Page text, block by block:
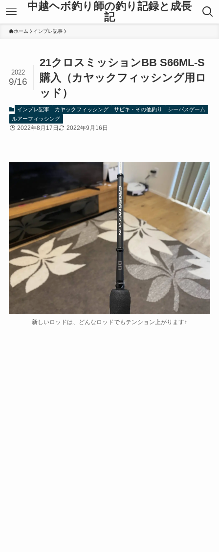
中越ヘボ釣り師の釣り記録と成長
記
ホーム インプレ記事
21クロスミッションBB S66ML-S
購入（カヤックフィッシング用ロ
ッド）
2022
9/16
インプレ記事 カヤックフィッシング サビキ・その他釣り
シーバスゲーム
ルアーフィッシング
2022年8月17日 2022年9月16日
新しいロッドは、どんなロッドでもテンション上がります↑